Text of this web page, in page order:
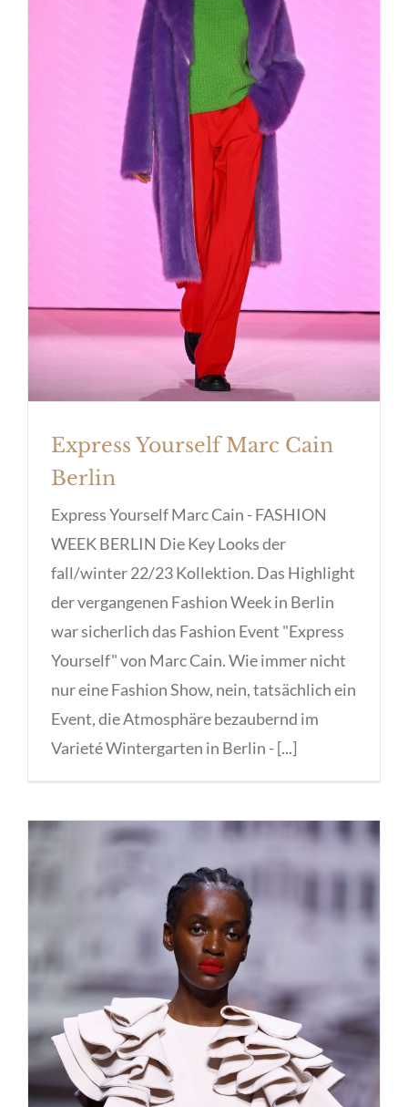
Express Yourself Marc Cain Berlin
Express Yourself Marc Cain
Berlin
Express Yourself Marc Cain - FASHION
WEEK BERLIN Die Key Looks der
fall/winter 22/23 Kollektion. Das Highlight
der vergangenen Fashion Week in Berlin
war sicherlich das Fashion Event "Express
Yourself" von Marc Cain. Wie immer nicht
nur eine Fashion Show, nein, tatsächlich ein
Event, die Atmosphäre bezaubernd im
Varieté Wintergarten in Berlin - [...]
Ein modernes Märchen mit Kilian